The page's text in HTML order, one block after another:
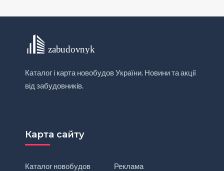
Каталог і карта новобудов України. Новини та акції
від забудовників.
Карта сайту
Каталог новобудов Реклама